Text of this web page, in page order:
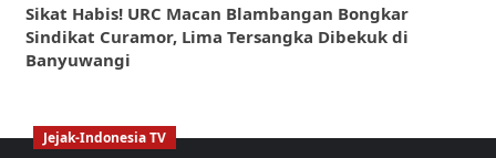
Sikat Habis! URC Macan Blambangan Bongkar
Sindikat Curamor, Lima Tersangka Dibekuk di
Banyuwangi
Jejak-Indonesia TV